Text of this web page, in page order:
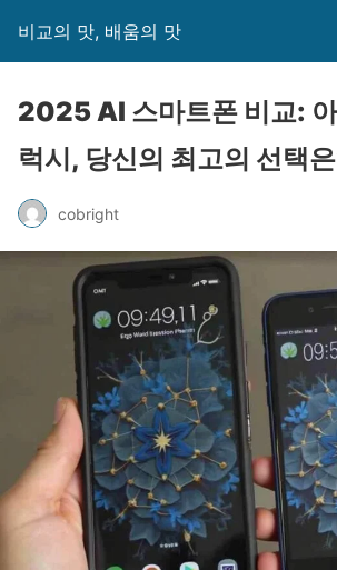
비교의 맛, 배움의 맛
2025 AI 스마트폰 비교:
럭시, 당신의 최고의 선택
cobright